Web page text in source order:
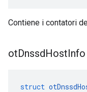
Contiene i contatori
otDnssdHostInfo
struct